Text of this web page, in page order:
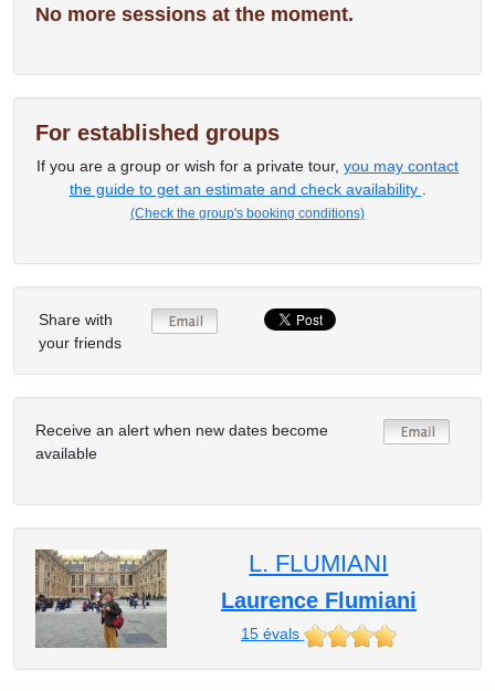
No more sessions at the moment.
For established groups
If you are a group or wish for a private tour, you may contact
the guide to get an estimate and check availability
(Check the group's booking conditions)
Share with
your friends
Receive an alert when new dates become
available
L. FLUMIANI
Laurence Flumiani
15évals